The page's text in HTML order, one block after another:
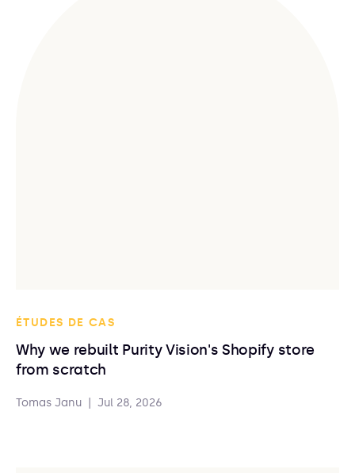
ÉTUDES DE CAS
Why we rebuilt Purity Vision's Shopify store
from scratch
Tomas Janu Jul 28, 2026